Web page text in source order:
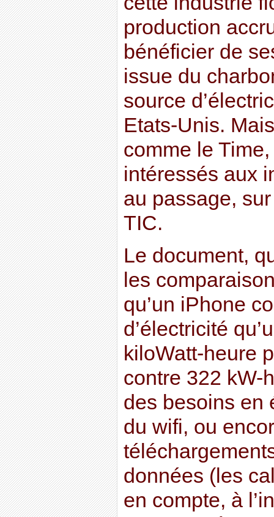
production
bénéficier de
issue du
source
Etats-Unis.
comme le
intéressés aux
au passage,
TIC.
Le document,
les
qu’un iPhone
d’électricité
kiloWatt-heure
contre 322 kW-
des besoins en
du wifi, ou
données (les
en compte, à